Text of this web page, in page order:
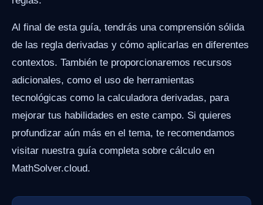
Al final de esta guía, tendrás una comprensión sólida
de las regla derivadas y cómo aplicarlas en diferentes
contextos. También te proporcionaremos recursos
adicionales, como el uso de herramientas
tecnológicas como la calculadora derivadas, para
mejorar tus habilidades en este campo. Si quieres
profundizar aún más en el tema, te recomendamos
visitar nuestra guía completa sobre cálculo en
MathSolver.cloud.